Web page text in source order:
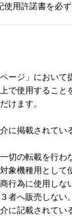
用許諾書を必ず
ージ」において
で使用すること
けます。
に掲載されてい
切の転載を行わ
象機種用として
行為に使用しな
者へ販売しない
に記載されてい